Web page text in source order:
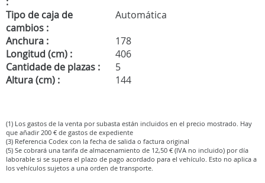
Tipo de caja de
cambios :
Automática
Anchura :
178
Longitud (cm) :
406
Cantidade de plazas :
5
Altura (cm) :
144
(1) Los gastos de la venta por subasta están incluidos en el precio mostrado. Hay
que añadir 200 € de gastos de expediente
(3) Referencia Codex con la fecha de salida o factura original
(5) Se cobrará una tarifa de almacenamiento de 12,50 € (IVA no incluido) por día
laborable si se supera el plazo de pago acordado para el vehículo. Esto no aplica a
los vehículos sujetos a una orden de transporte.